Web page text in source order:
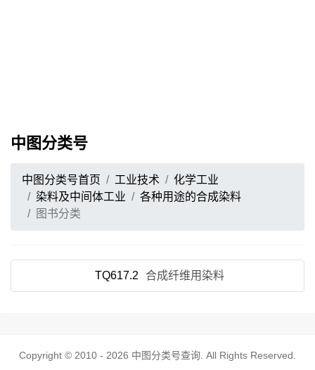
中图分类号
中图分类号首页 工业技术
化学工业
染料及中间体工业
各种用途的合成染料
图书分类
TQ617.2 合成纤维用染料
Copyright © 2010 - 2026 中图分类号查询 . All Rights Reserved.